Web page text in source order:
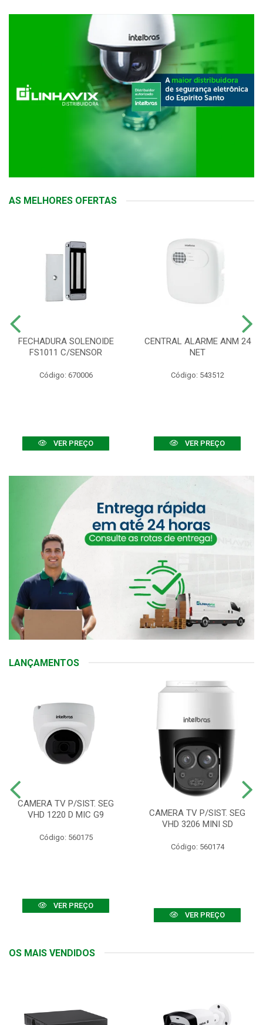
AS MELHORES OFERTAS
FECHADURA SOLENOIDE
FS1011 C/SENSOR
Código: 670006
VER PREÇO
CENTRAL ALARME ANM 24
NET
Código: 543512
VER PREÇO
LANÇAMENTOS
CAMERA TV P/SIST. SEG
VHD 1220 D MIC G9
Código: 560175
VER PREÇO
CAMERA TV P/SIST. SEG
VHD 3206 MINI SD
Código: 560174
VER PREÇO
OS MAIS VENDIDOS